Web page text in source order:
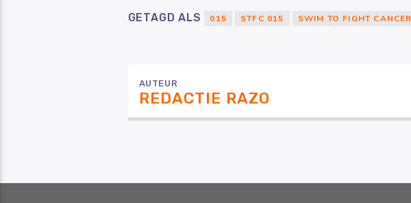
GETAGD ALS 015 STFC 015 SWIM TO FIGHT CANCER
AUTEUR
REDACTIE RAZO